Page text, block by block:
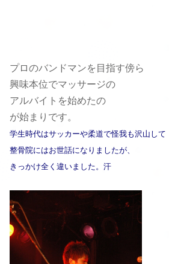
プロのバンドマンを目指す傍ら
興味本位でマッサージの
アルバイトを始めたの
が始まりです。
学生時代はサッカーや柔道で怪我も沢山して
整骨院にはお世話になりましたが、
きっかけ全く違いました。汗